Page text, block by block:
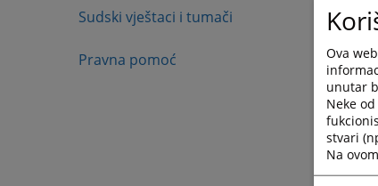
Sudski vještaci i tumači
Pravna pomoć
Ova
unutar
Neke
stvari
Na